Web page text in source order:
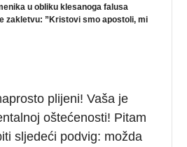
u obliku klesanoga falusa
zakletvu: ”Kristovi smo apostoli, mi
plijeni! Vaša je
oštećenosti! Pitam
sljedeći podvig: možda